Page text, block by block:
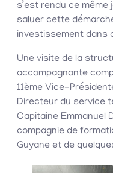
s’est rendu ce
saluer cette
investissement dans
Une visite de la
accompagnante
11ème Vice-
Directeur du service
Capitaine Emmanuel
compagnie de
Guyane et de